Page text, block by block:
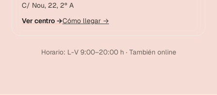
C/ Nou, 22, 2º A
Ver centro →Cómo llegar →
Horario: L-V 9:00–20:00 h · También online